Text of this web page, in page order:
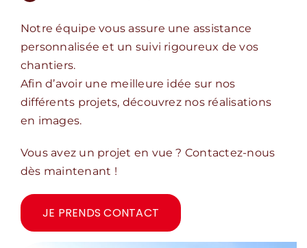
Notre équipe vous assure une assistance
personnalisée et un suivi rigoureux de vos
chantiers.
Afin d’avoir une meilleure idée sur nos
différents projets, découvrez nos réalisations
en images.
Vous avez un projet en vue ? Contactez-nous
dès maintenant !
JE PRENDS CONTACT